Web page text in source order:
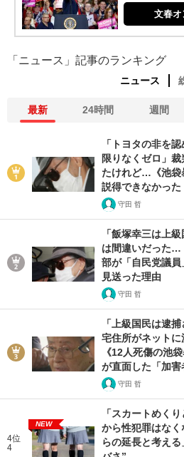
文春
「ニュース」記事のランキング
ニュース
最新 24時間 週間
「トヨタの非を
限りなくゼロ」裁
たけれど…《池袋
説得できなかった
守田 哲
「飯塚幸三は上
は間違いだった…
部が「自民党議
見送った理由
守田 哲
「上級国民は逮
宅住所がネット
《12人死傷の池
が直面した「加害
守田 哲
4位
4
NEW
「スカートめく
から性犯罪はな
らの延長と考え